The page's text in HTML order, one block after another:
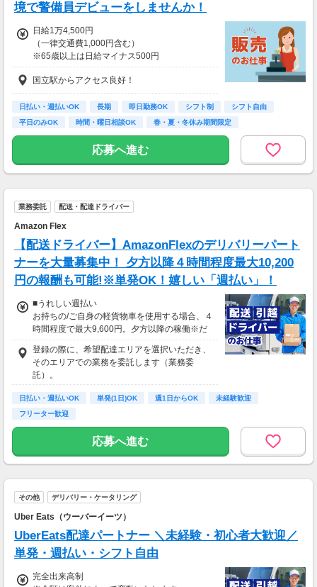
※車・バイク通勤に関して施設により異なる場
合あり（応相談）
境で警備員デビューをしませんか！
日給1万4,500円
（一律交通費1,000円含む）
※65歳以上は日給マイナス500円
※70歳以上は日給マイナス2,00円
---
■交通誘導2級以上の資格をお持ちの方は
日給1万4,500円
※65歳以上は日給マイナス500円
※70歳以上は日給マイナス1,000円
★交通誘導2級（以上）として従事した場合
■65歳～69歳迄では他の年代と同じ現場でも
安全面・体力面の考慮により比較的低負荷の業
70歳以降では低負荷業務や季節により
相談の上短時間勤務をすることもあるため
給与が上記になる場合がございます。
＜月収例＞
月収29万円可能
（日給1万4,500円×月20日勤務）
国立駅からアクセス良好！
日払い・週払いOK 長期 即日勤務OK シフト制
シフト自由
平日のみOK
時間・曜日相談OK
春・夏・冬休み期間限定
副業・ＷワークOK
応募へ進む
業務委託 配送・配達ドライバー
Amazon Flex
【配送ドライバー】AmazonFlexのデリバリーパート
ナーを大量募集中！ 夕方以降４時間程度最大10,200
円の報酬も可能!※単発OK！嬉しい「週払い」！
■うれしい週払い
お持ちの/ご自身の軽貨物車を使用する場合、４
時間程度で最大9,600円。夕方以降の稼働※だ
と４時間程度で最大10,200円の報酬が獲得可
能！給与ではなく、委託業務に応じた報酬をお
支払いする業務委託のお仕事です。うれしい週
払い。
※関東圏4-6月に１8時以降稼働した場合を想
定。地域により異なります
※報酬は規約にしたがい配達完了の15日後に支
払いますが、可能な場合は、より早く、週払い
で前週稼働分をお支払いします。
登録の際に、希望配達エリアを選択いただき、
そのエリアでの業務を委託します（業務委
登録の際に、希望配達エリアを選択いただき、
そのエリアでの業務を委託します（業務委
託）。
日払い・週払いOK 単発(1日)OK 週1日からOK
未経験歓迎
フリーター歓迎
応募へ進む
その他 デリバリー・ケータリング
Uber Eats（ウーバーイーツ）
UberEats配達パートナー ＼未経験・初心者大歓迎／
単発・週払い・シフト自由
完全出来高制